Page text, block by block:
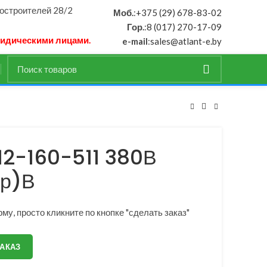
28/2
лицами.
Моб.:+375 (29) 678-83-02
Гор.:8 (017) 270-17-09
e-mail:sales@atlant-e.by
160-511 380В
просто кликните по кнопке "сделать заказ"